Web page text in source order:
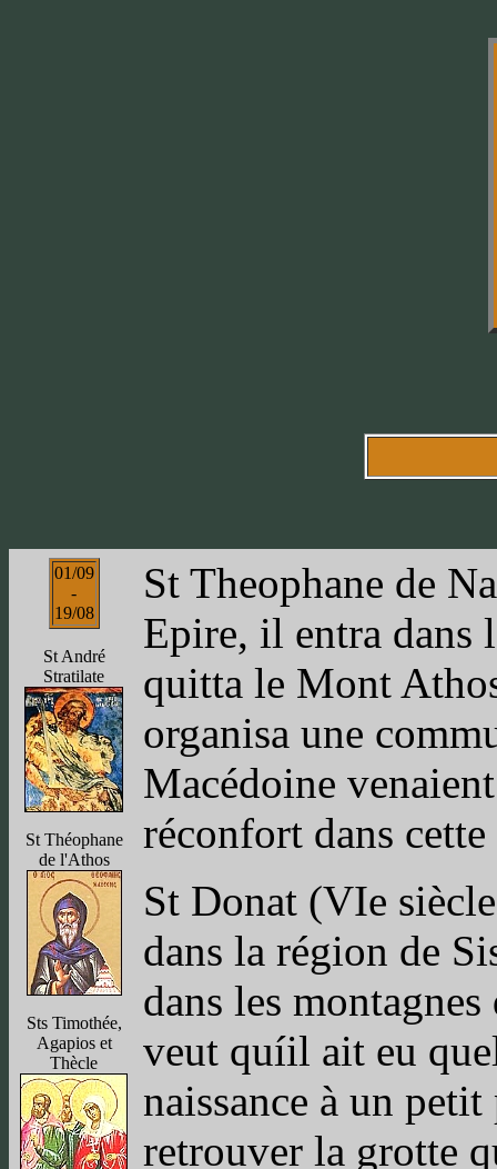
01/09
-
19/08
St André
Stratilate
St Théophane
de l'Athos
Sts Timothée,
Agapios et
Thècle
St Theophane de
Epire, il entra dans
quitta le Mont
organisa une
Macédoine
réconfort dans
St Donat (VIe
dans la région de
dans les
veut quíil ait eu
naissance à un
retrouver la grotte